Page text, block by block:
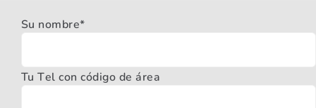
Su nombre*
Tu Tel con código de área